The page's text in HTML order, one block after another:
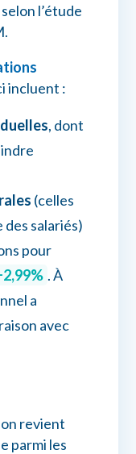
selon l’étude
incluent :
, dont
(celles
des salariés)
pour
. À
a
avec
revient
parmi les